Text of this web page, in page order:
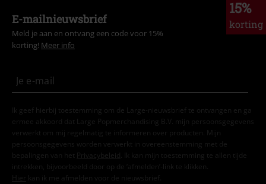
15%
korting
E-mailnieuwsbrief
Meld je aan en ontvang een code voor 15%
korting! Meer info
Ik geef hierbij toestemming om de Large-nieuwsbrief te ontvangen en ga
ermee akkoord dat Large Popmerchandising B.V. mijn persoonsgegevens
verwerkt om mij regelmatig te informeren over producten. Mijn
persoonsgegevens worden verwerkt in overeenstemming met de
bepalingen van het
Privacybeleid . Ik kan mijn toestemming te allen tijde
intrekken, bijvoorbeeld door op de ‘afmelden’-link te klikken.
Hier kan ik me afmelden voor de nieuwsbrief.